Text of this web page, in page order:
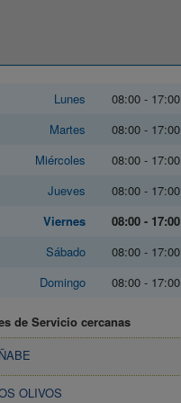
Lunes
08:00 - 17:00
Martes
08:00 - 17:00
Miércoles
08:00 - 17:00
Jueves
08:00 - 17:00
Viernes
08:00 - 17:00
Sábado
08:00 - 17:00
Domingo
08:00 - 17:00
de Servicio cercanas
OLIVOS